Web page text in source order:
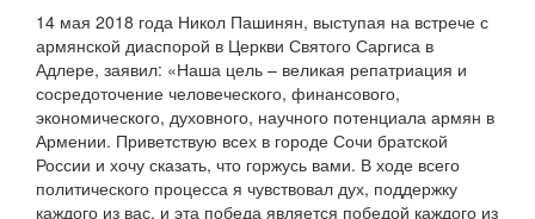
14 мая 2018 года Никол Пашинян, выступая на встрече с
армянской диаспорой в Церкви Святого Саргиса в
Адлере, заявил: «Наша цель – великая репатриация и
сосредоточение человеческого, финансового,
экономического, духовного, научного потенциала армян в
Армении. Приветствую всех в городе Сочи братской
России и хочу сказать, что горжусь вами. В ходе всего
политического процесса я чувствовал дух, поддержку
каждого из вас, и эта победа является победой каждого из